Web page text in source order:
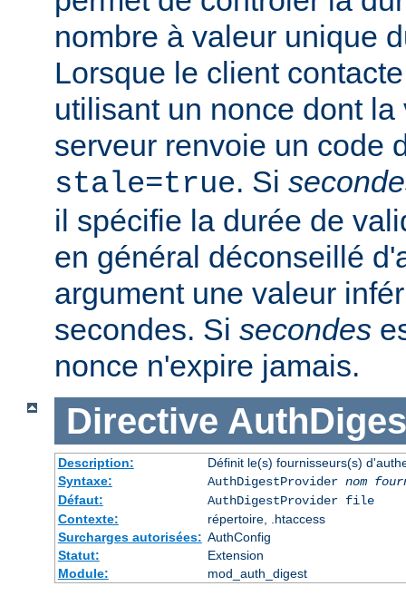
nombre à valeur unique
Lorsque le client
utilisant un nonce dont
serveur renvoie un code
stale=true. Si
il spécifie la durée de
en général déconseillé
argument une valeur
secondes. Si secondes
nonce n'expire jamais.
Directive
Description:
Définit le(s) fournisseurs(s)
Syntaxe:
AuthDigestProvider nom
Défaut:
AuthDigestProvider file
Contexte:
répertoire, .htaccess
Surcharges autorisées: AuthConfig
Statut:
Extension
Module:
mod_auth_digest